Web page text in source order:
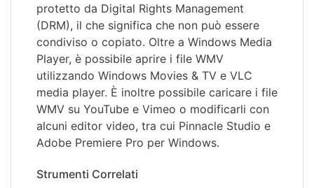
protetto da Digital Rights Management
(DRM), il che significa che non può essere
condiviso o copiato. Oltre a Windows Media
Player, è possibile aprire i file WMV
utilizzando Windows Movies & TV e VLC
media player. È inoltre possibile caricare i file
WMV su YouTube e Vimeo o modificarli con
alcuni editor video, tra cui Pinnacle Studio e
Adobe Premiere Pro per Windows.
Strumenti Correlati